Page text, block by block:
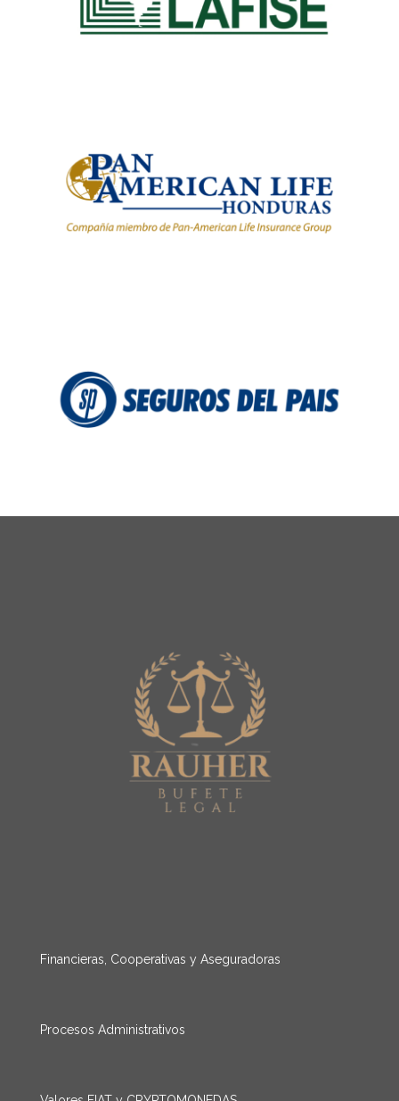
Financieras, Cooperativas y Aseguradoras
Procesos Administrativos